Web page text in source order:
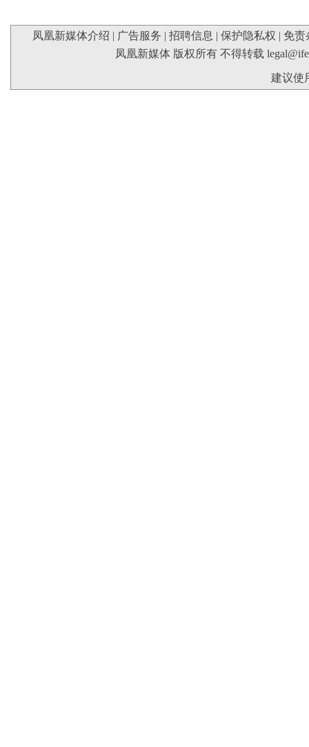
凤凰新媒体介绍 | 广告服务 | 招聘信息 | 保护隐私权 | 免责
凤凰新媒体 版权所有 不得转载
建议使